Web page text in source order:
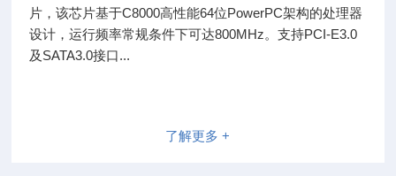
片，该芯片基于C8000高性能64位PowerPC架构的处理器
设计，运行频率常规条件下可达800MHz。支持PCI-E3.0
及SATA3.0接口...
了解更多 +